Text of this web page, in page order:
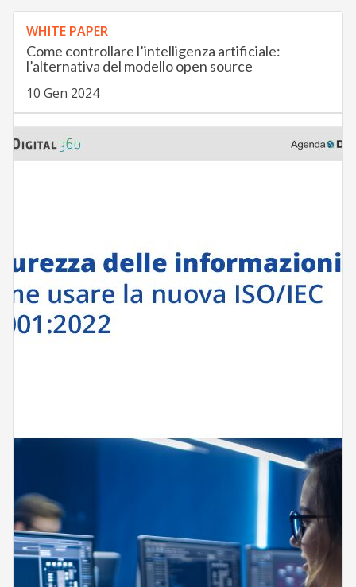
WHITE PAPER
Come controllare l’intelligenza artificiale:
l’alternativa del modello open source
10 Gen 2024